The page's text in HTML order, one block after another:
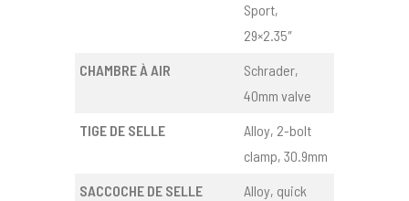
Sport,
29×2.35″
CHAMBRE À AIR
Schrader,
40mm valve
TIGE DE SELLE
Alloy, 2-bolt
clamp, 30.9mm
SACCOCHE DE SELLE
Alloy, quick